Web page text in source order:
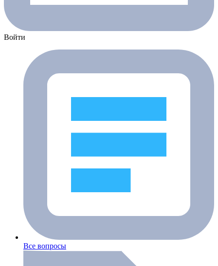
Войти
Все вопросы